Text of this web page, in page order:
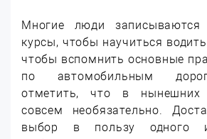
Многие люди записываются
курсы, чтобы научиться
чтобы вспомнить основные
по автомобильным
отметить, что в нынешних
совсем необязательно.
выбор в пользу одного